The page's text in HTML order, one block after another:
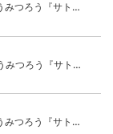
【みつろうTV507話】さとうみつろう『サトレル男塾』編③「快楽は“自分のカラダの内側”にしかない」
【みつろうTV506話】さとうみつろう『サトレル男塾』編②「不思議な棒をお尻に…」
【みつろうTV505話】さとうみつろう『サトレル男塾』編①「“快感不足”のこの世の中…悟ってみたいと思いませんか？」